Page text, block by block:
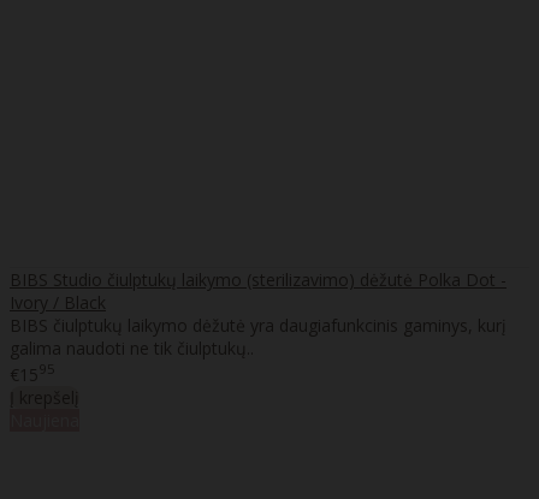
BIBS Studio čiulptukų laikymo (sterilizavimo) dėžutė Polka Dot -
Ivory / Black
BIBS čiulptukų laikymo dėžutė yra daugiafunkcinis gaminys, kurį
galima naudoti ne tik čiulptukų..
€1595